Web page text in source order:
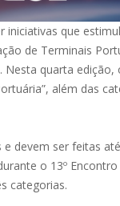
iniciativas que
de Terminais
Nesta quarta
além das
devem ser feitas
o 13º
categorias.